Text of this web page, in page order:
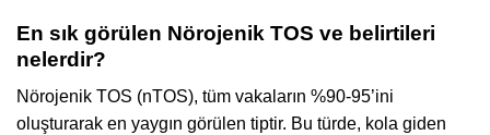
En sık görülen Nörojenik TOS ve belirtileri
nelerdir?
Nörojenik TOS (nTOS), tüm vakaların %90-95’ini
oluşturarak en yaygın görülen tiptir. Bu türde, kola giden